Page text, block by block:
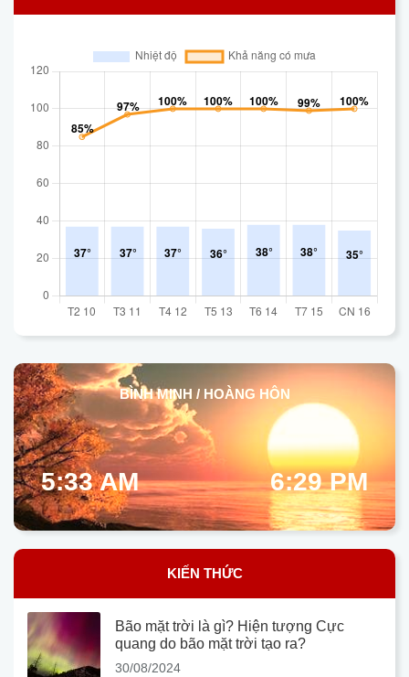
BÌNH MINH / HOÀNG HÔN
5:33 AM 6:29 PM
KIẾN THỨC
Bão mặt trời là gì? Hiện tượng Cực
quang do bão mặt trời tạo ra?
30/08/2024